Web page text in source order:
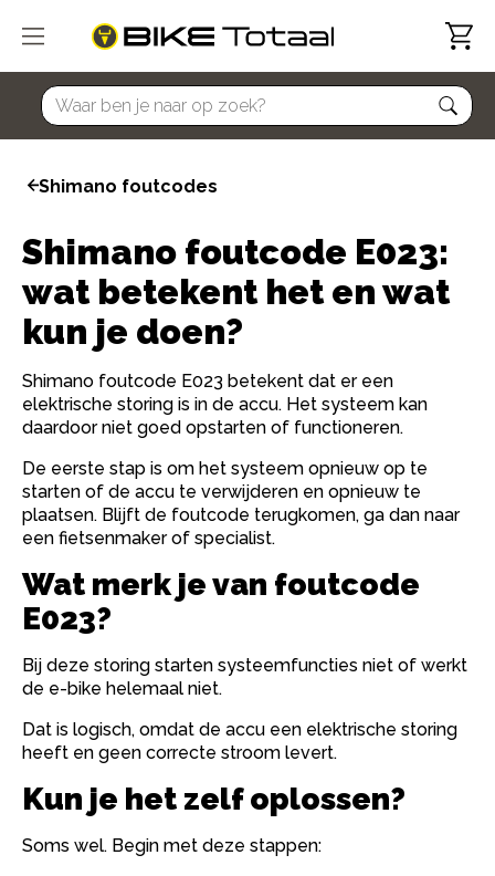
home
Shimano foutcodes
Shimano foutcode E023:
wat betekent het en wat
kun je doen?
Shimano foutcode E023 betekent dat er een
elektrische storing is in de accu. Het systeem kan
daardoor niet goed opstarten of functioneren.
De eerste stap is om het systeem opnieuw op te
starten of de accu te verwijderen en opnieuw te
plaatsen. Blijft de foutcode terugkomen, ga dan naar
een fietsenmaker of specialist.
Wat merk je van foutcode
E023?
Bij deze storing starten systeemfuncties niet of werkt
de e-bike helemaal niet.
Dat is logisch, omdat de accu een elektrische storing
heeft en geen correcte stroom levert.
Kun je het zelf oplossen?
Soms wel. Begin met deze stappen: